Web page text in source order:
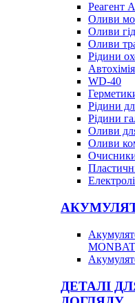
Реагент
Оливи
Оливи
Оливи
Рідини
Автохімія
WD-40
Рідини
Рідини
Оливи
Оливи
ДЕТАЛІ